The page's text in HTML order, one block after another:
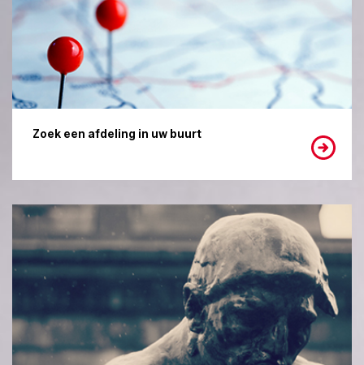
Zoek een afdeling in uw buurt